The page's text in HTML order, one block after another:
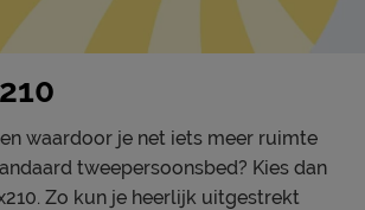
waardoor je net iets meer ruimte
tweepersoonsbed? Kies dan
Zo kun je heerlijk uitgestrekt